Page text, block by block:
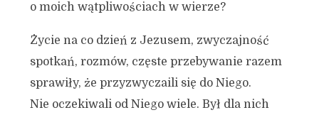
o moich wątpliwościach w wierze?
Życie na co dzień z Jezusem, zwyczajność
spotkań, rozmów, częste przebywanie razem
sprawiły, że przyzwyczaili się do Niego.
Nie oczekiwali od Niego wiele. Był dla nich